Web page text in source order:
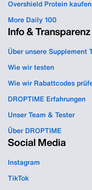
Overshield Protein kaufen
More Daily 100
Info & Transparenz
Über unsere Supplement
Wie wir testen
Wie wir Rabattcodes
DROPTIME Erfahrungen
Unser Team & Tester
Über DROPTIME
Social Media
Instagram
TikTok